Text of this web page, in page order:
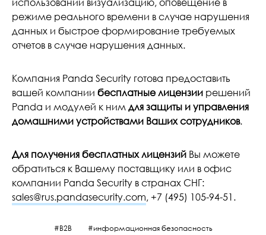
использовании визуализацию, оповещение в
режиме реального времени в случае нарушения
данных и быстрое формирование требуемых
отчетов в случае нарушения данных.
Компания Panda Security готова предоставить
вашей компании бесплатные лицензии решений
Panda и модулей к ним для защиты и управления
домашними устройствами Ваших сотрудников.
Для получения бесплатных лицензий Вы можете
обратиться к Вашему поставщику или в офис
компании Panda Security в странах СНГ:
sales@rus.pandasecurity.com, +7 (495) 105-94-51.
B2B информационная безопасность